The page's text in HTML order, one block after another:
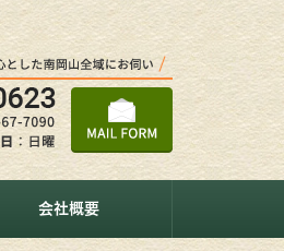
会社概要